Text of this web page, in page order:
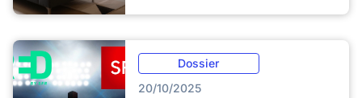
Dossier
20/10/2025